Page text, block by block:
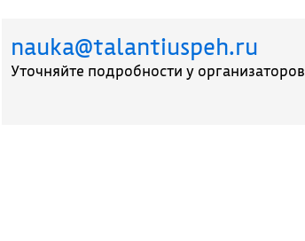
nauka@talantiuspeh.ru
Уточняйте подробности у организаторов